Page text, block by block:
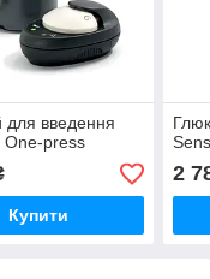
для введення
One-press
Купити
2